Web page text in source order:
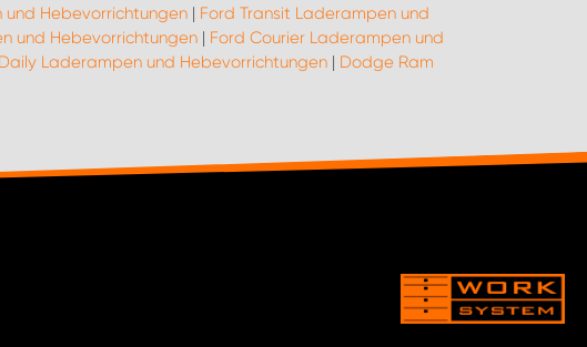
Hebevorrichtungen| Ford Transit Laderampen und
und Hebevorrichtungen | Ford Courier Laderampen und
Laderampen und Hebevorrichtungen| Dodge Ram